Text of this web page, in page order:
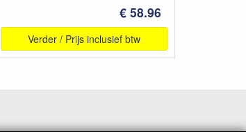
€ 58.96
Verder / Prijs inclusief btw